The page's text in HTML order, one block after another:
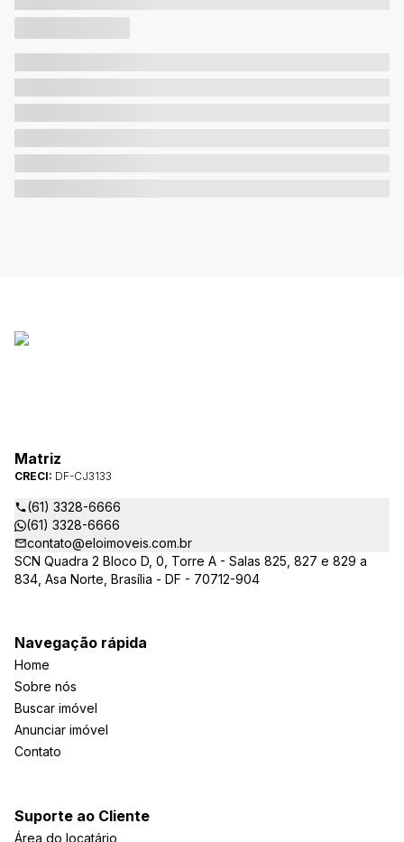
Matriz
CRECI: DF-CJ3133
(61) 3328-6666
(61) 3328-6666
contato@eloimoveis.com.br
SCN Quadra 2 Bloco D, 0, Torre A - Salas 825, 827 e 829 a
834, Asa Norte, Brasília - DF - 70712-904
Navegação rápida
Home
Sobre nós
Buscar imóvel
Anunciar imóvel
Contato
Suporte ao Cliente
Área do locatário